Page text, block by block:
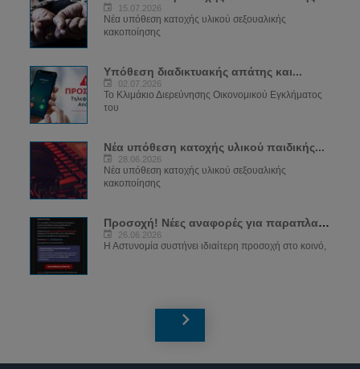
15.07.2026
Νέα υπόθεση κατοχής υλικού σεξουαλικής
κακοποίησης
Υπόθεση διαδικτυακής απάτης και...
02.07.2026
Το Κλιμάκιο Διερεύνησης Οικονομικού Εγκλήματος
του
Νέα υπόθεση κατοχής υλικού παιδικής...
28.06.2026
Νέα υπόθεση κατοχής υλικού σεξουαλικής
κακοποίησης
Προσοχή! Νέες αναφορές για παραπλανητικά...
26.06.2026
Η Αστυνομία συστήνει ιδιαίτερη προσοχή στο κοινό,